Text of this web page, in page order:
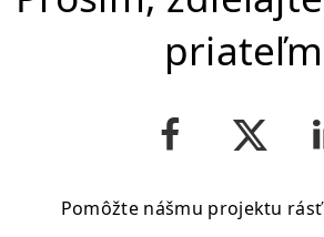
Pomôžte nášmu projektu